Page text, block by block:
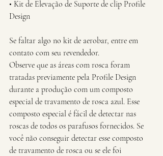
• Kit de Elevação de Suporte de clip Profile
Design
Se faltar algo no kit de aerobar, entre em
contato com seu revendedor.
Observe que as áreas com rosca foram
tratadas previamente pela Profile Design
durante a produção com um composto
especial de travamento de rosca azul. Esse
composto especial é fácil de detectar nas
roscas de todos os parafusos fornecidos. Se
você não conseguir detectar esse composto
de travamento de rosca ou se ele foi